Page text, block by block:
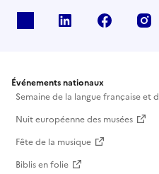
Linkedin
Événements nationaux
Semaine de la langue française et
Nuit européenne des musées
Fête de la musique
Biblis en folie